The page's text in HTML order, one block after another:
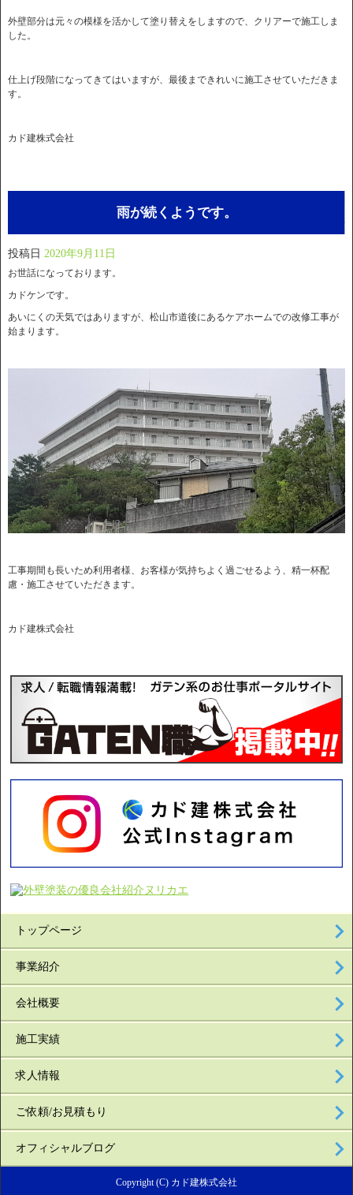
外壁部分は元々の模様を活かして塗り替えをしますので、クリアーで施工しま
した。
仕上げ段階になってきてはいますが、最後まできれいに施工させていただきま
す。
カド建株式会社
雨が続くようです。
投稿日 2020年9月11日
お世話になっております。
カドケンです。
あいにくの天気ではありますが、松山市道後にあるケアホームでの改修工事が
始まります。
工事期間も長いため利用者様、お客様が気持ちよく過ごせるよう、精一杯配
慮・施工させていただきます。
カド建株式会社
トップページ
事業紹介
会社概要
施工実績
求人情報
ご依頼/お見積もり
オフィシャルブログ
Copyright (C) カド建株式会社